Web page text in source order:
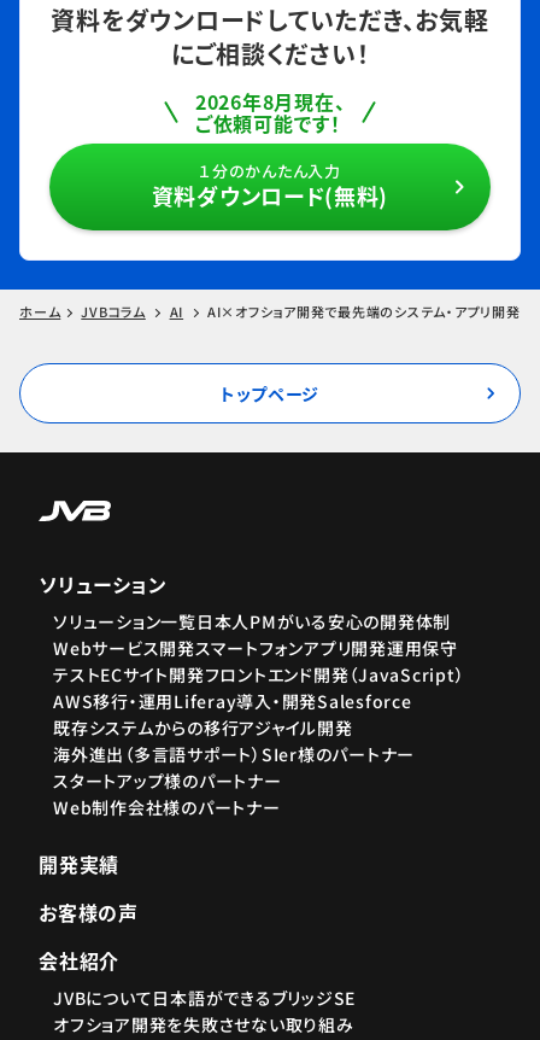
資料をダウンロードしていただき、お気軽
にご相談ください！
2026年8月現在、
ご依頼可能です！
１分のかんたん入力
資料ダウンロード(無料)
ホーム JVBコラム AI AI×オフショア開発で最先端のシステム・アプリ開発を
トップページ
ソリューション
ソリューション一覧日本人PMがいる安心の開発体制
Webサービス開発スマートフォンアプリ開発運用保守
テストECサイト開発フロントエンド開発（JavaScript）
AWS移行・運用Liferay導入・開発Salesforce
既存システムからの移行アジャイル開発
海外進出（多言語サポート） SIer様のパートナー
スタートアップ様のパートナー
Web制作会社様のパートナー
開発実績
お客様の声
会社紹介
JVBについて日本語ができるブリッジSE
オフショア開発を失敗させない取り組み